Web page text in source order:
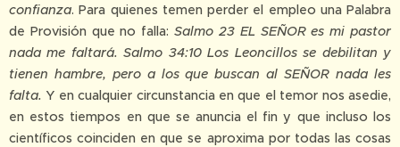
confianza. Para quienes temen perder el empleo una Palabra
de Provisión que no falla:Salmo 23 EL SEÑOR es mi pastor
nada me faltará. Salmo 34:10 Los Leoncillos se debilitan y
tienen hambre, pero a los que buscan al SEÑOR nada les
falta. Y en cualquier circunstancia en que el temor nos asedie,
en estos tiempos en que se anuncia el fin y que incluso los
científicos coinciden en que se aproxima por todas las cosas